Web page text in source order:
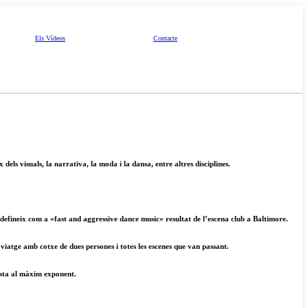
Els Vídeos Contacte
dels visuals, la narrativa, la moda i la dansa, entre altres disciplines.
com a «fast and aggressive dance music» resultat de l’escena club a Baltimore.
amb cotxe de dues persones i totes les escenes que van passant.
al màxim exponent.